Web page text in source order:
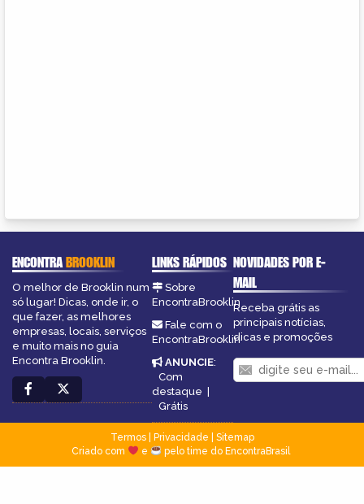
ENCONTRABROOKLIN
O melhor de Brooklin num
só lugar! Dicas, onde ir, o
que fazer, as melhores
empresas, locais, serviços
e muito mais no guia
Encontra Brooklin.
LINKS RÁPIDOS
Sobre
EncontraBrooklin
Fale com o
EncontraBrooklin
ANUNCIE:
Com
destaque |
Grátis
NOVIDADES POR E-
MAIL
Receba grátis as
principais notícias,
dicas e promoções
Termos| Privacidade
Sitemap
Criado com
e pelo time do EncontraBrasil